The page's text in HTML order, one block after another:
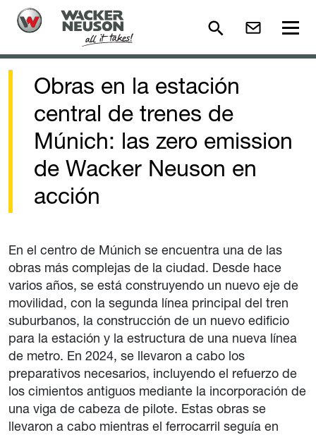
Obras en la estación
central de trenes de
Múnich: las zero emission
de Wacker Neuson en
acción
En el centro de Múnich se encuentra una de las
obras más complejas de la ciudad. Desde hace
varios años, se está construyendo un nuevo eje de
movilidad, con la segunda línea principal del tren
suburbanos, la construcción de un nuevo edificio
para la estación y la estructura de una nueva línea
de metro. En 2024, se llevaron a cabo los
preparativos necesarios, incluyendo el refuerzo de
los cimientos antiguos mediante la incorporación de
una viga de cabeza de pilote. Estas obras se
llevaron a cabo mientras el ferrocarril seguía en